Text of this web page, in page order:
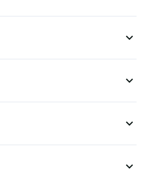
expand_more
expand_more
expand_more
expand_more